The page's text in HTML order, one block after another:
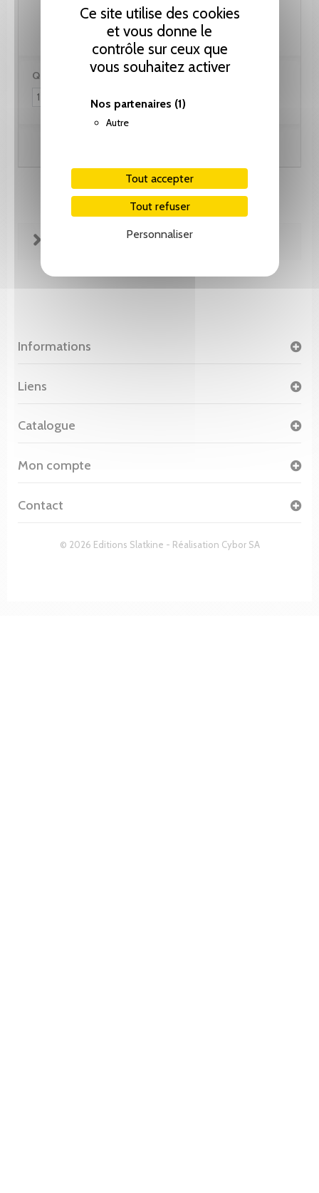
Ce site utilise des cookies
et vous donne le
contrôle sur ceux que
vous souhaitez activer
Nos partenaires (1)
Autre
Tout accepter
Tout refuser
Personnaliser
61.55 CHF
Quantité :
FICHE TECHNIQUE
Informations
© 2026 Editions Slatkine - Réalisation Cybor SA
Liens
Catalogue
Mon compte
Contact